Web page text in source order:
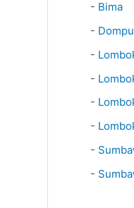
- Bima
- Dompu
-
-
-
-
-
-